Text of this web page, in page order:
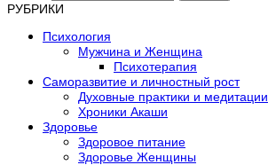
РУБРИКИ
Психология
Мужчина и Женщина
Психотерапия
Саморазвитие и личностный рост
Духовные практики и медитации
Хроники Акаши
Здоровье
Здоровое питание
Здоровье Женщины